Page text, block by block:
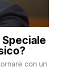
con un